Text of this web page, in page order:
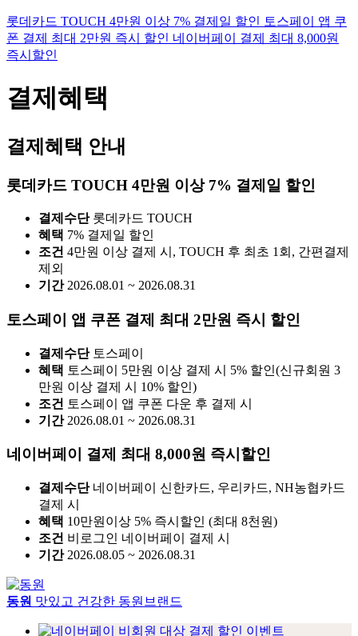
롯데카드 TOUCH 4만원 이상 7% 결제일 할인 토스페이 앱 쿠
폰 결제 최대 2만원 즉시 할인 네이버페이 결제 최대 8,000원
즉시할인
결제혜택
결제혜택 안내
롯데카드 TOUCH 4만원 이상 7% 결제일 할인
결제수단 롯데카드 TOUCH
혜택 7% 결제일 할인
조건 4만원 이상 결제 시, TOUCH 후 최초 1회, 간편결제
제외
기간 2026.08.01 ~ 2026.08.31
토스페이 앱 쿠폰 결제 최대 2만원 즉시 할인
결제수단 토스페이
혜택 토스페이 5만원 이상 결제 시 5% 할인(신규회원 3
만원 이상 결제 시 10% 할인)
조건 토스페이 앱 쿠폰 다운 후 결제 시
기간 2026.08.01 ~ 2026.08.31
네이버페이 결제 최대 8,000원 즉시할인
결제수단 네이버페이 신한카드, 우리카드, NH농협카드
결제 시
혜택 10만원이상 5% 즉시할인 (최대 8천원)
조건 비로그인 네이버페이 결제 시
기간 2026.08.05 ~ 2026.08.31
동원 맛있고 건강한 동원브랜드